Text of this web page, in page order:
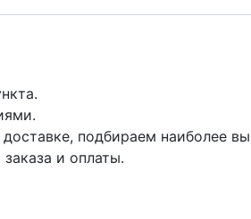
подбираем наиболее
и оплаты.